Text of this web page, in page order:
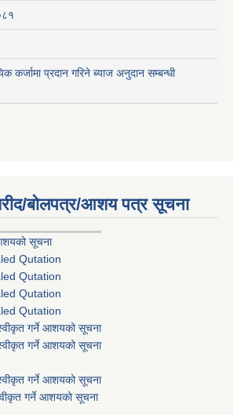
कर्जामा प्रदान गरिने ब्याज अनुदान सम्बन्धी
बोलपत्र/आशय पत्र सूचना
सूचना
Qutation
Qutation
Qutation
Qutation
गर्ने आशयको सूचना
गर्ने आशयको सूचना
गर्ने आशयको सूचना
गर्ने आशयको सूचना